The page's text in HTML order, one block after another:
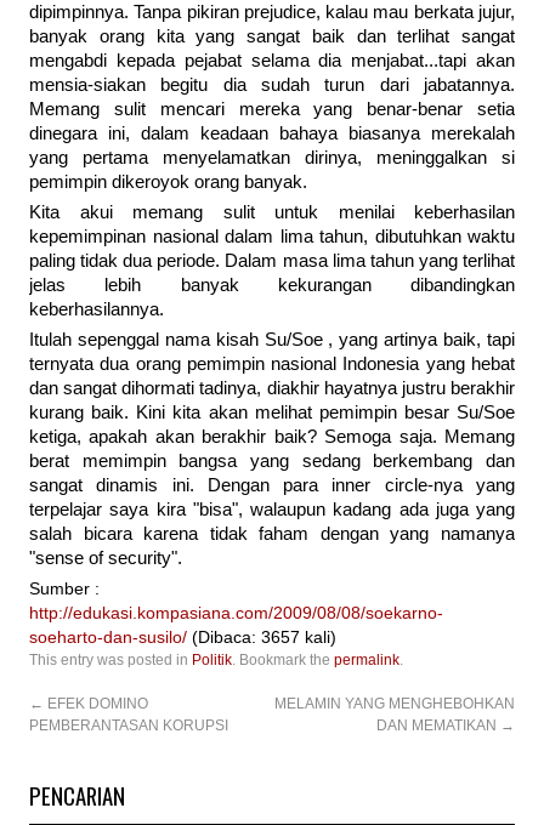
dipimpinnya. Tanpa pikiran prejudice, kalau mau berkata jujur,
banyak orang kita yang sangat baik dan terlihat sangat
mengabdi kepada pejabat selama dia menjabat...tapi akan
mensia-siakan begitu dia sudah turun dari jabatannya.
Memang sulit mencari mereka yang benar-benar setia
dinegara ini, dalam keadaan bahaya biasanya merekalah
yang pertama menyelamatkan dirinya, meninggalkan si
pemimpin dikeroyok orang banyak.
Kita akui memang sulit untuk menilai keberhasilan
kepemimpinan nasional dalam lima tahun, dibutuhkan waktu
paling tidak dua periode. Dalam masa lima tahun yang terlihat
jelas lebih banyak kekurangan dibandingkan
keberhasilannya.
Itulah sepenggal nama kisah Su/Soe , yang artinya baik, tapi
ternyata dua orang pemimpin nasional Indonesia yang hebat
dan sangat dihormati tadinya, diakhir hayatnya justru berakhir
kurang baik. Kini kita akan melihat pemimpin besar Su/Soe
ketiga, apakah akan berakhir baik? Semoga saja. Memang
berat memimpin bangsa yang sedang berkembang dan
sangat dinamis ini. Dengan para inner circle-nya yang
terpelajar saya kira "bisa", walaupun kadang ada juga yang
salah bicara karena tidak faham dengan yang namanya
"sense of security".
Sumber :
http://edukasi.kompasiana.com/2009/08/08/soekarno-
soeharto-dan-susilo/ (Dibaca: 3657 kali)
This entry was posted in Politik. Bookmark the permalink.
← EFEK DOMINO
PEMBERANTASAN KORUPSI
MELAMIN YANG MENGHEBOHKAN
DAN MEMATIKAN →
PENCARIAN